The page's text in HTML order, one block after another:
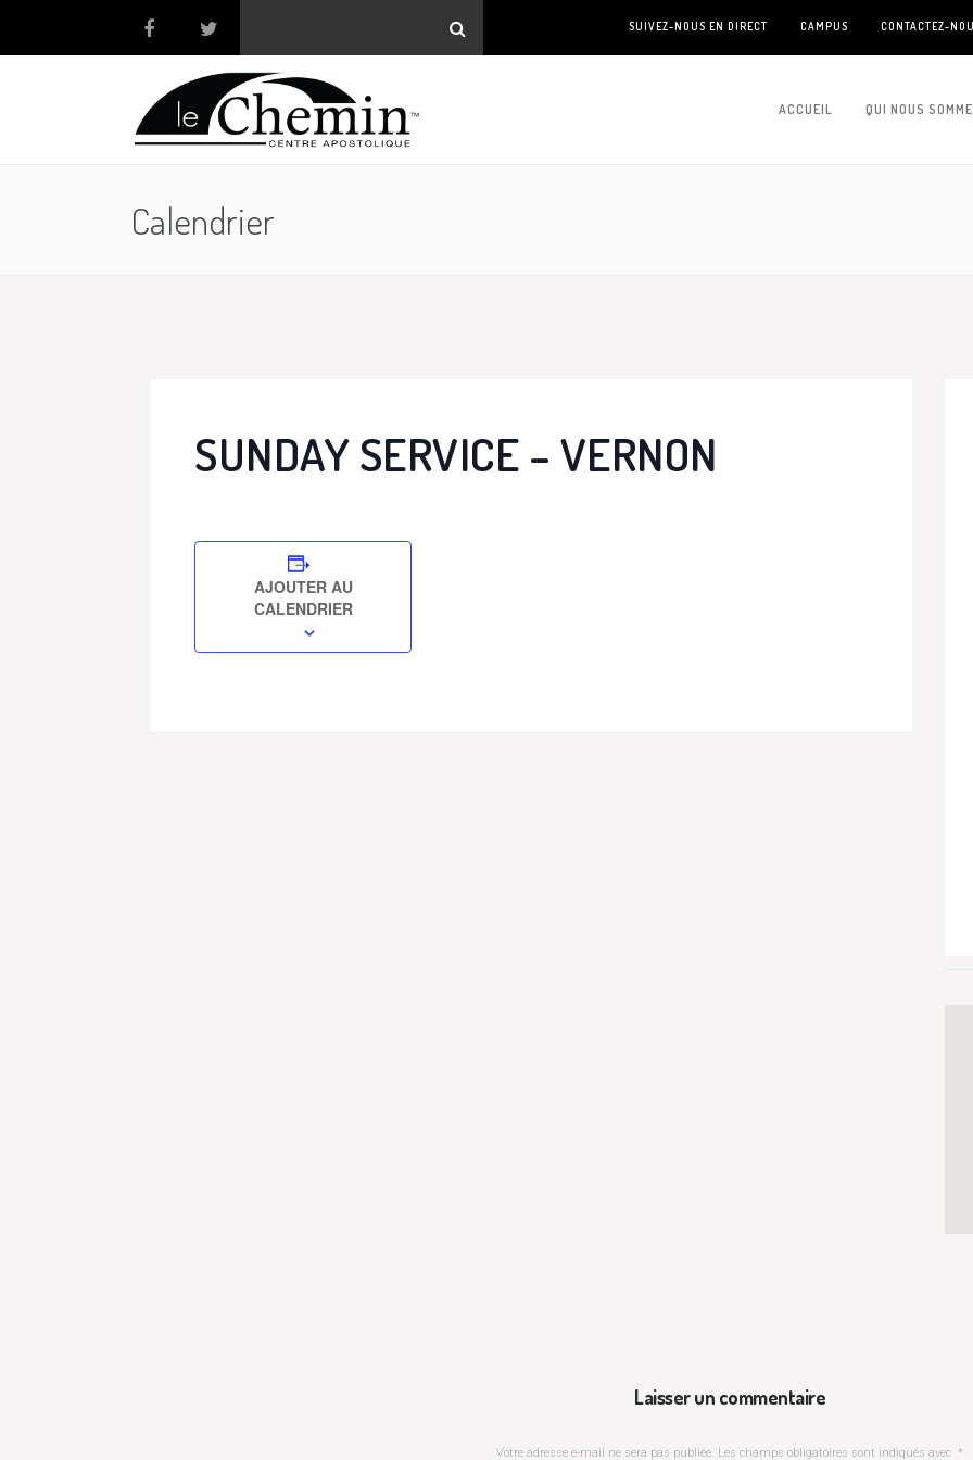
SUIVEZ-NOUS EN DIRECT CAMPUS CONTACTEZ-
ACCUEIL QUI NOUS
Calendrier
SUNDAY SERVICE – VERNON
AJOUTER AU
CALENDRIER
Laisser un commentaire
Votre adresse e-mail ne sera pas publiée. Les champs obligatoires sont indiqués avec *